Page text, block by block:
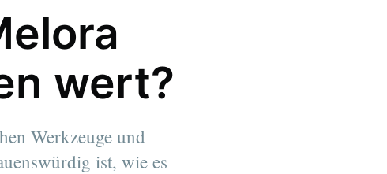
wert?
Werkzeuge und
ist, wie es